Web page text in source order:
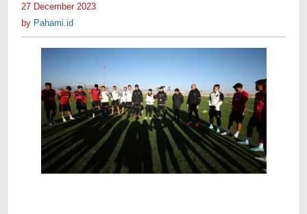
-
Hiburan
27 December 2023
by Pahami.id